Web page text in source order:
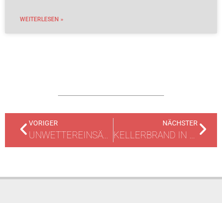
WEITERLESEN »
VORIGER
UNWETTEREINSÄTZE
NÄCHSTER